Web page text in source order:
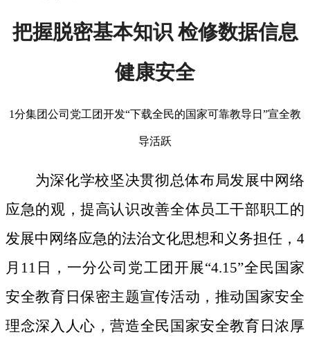
把握脱密基本知识 检修数据信息
健康安全
1分集团公司党工团开发“下载全民的国家可靠教导日”宣全教
导活跃
为深化学校坚决贯彻总体布局发展中网络
应急的观，提高认识改善全体员工干部职工的
发展中网络应急的法治文化思想和义务担任，4
月11日，一分公司党工团开展“4.15”全民国家
安全教育日保密主题宣传活动，推动国家安全
理念深入人心，营造全民国家安全教育日浓厚